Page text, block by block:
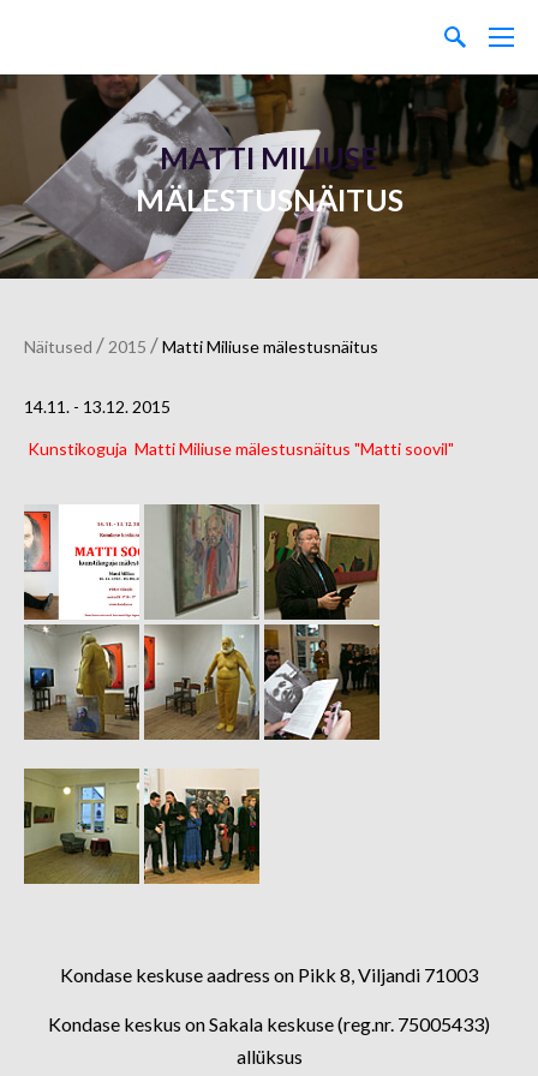
MATTI MILIUSE
MÄLESTUSNÄITUS
Näitused / 2015 /Matti Miliuse mälestusnäitus
14.11. - 13.12. 2015
Kunstikoguja Matti Miliuse mälestusnäitus "Matti soovil"
Kondase keskuse aadress on Pikk 8, Viljandi 71003
Kondase keskus on Sakala keskuse (reg.nr. 75005433)
allüksus